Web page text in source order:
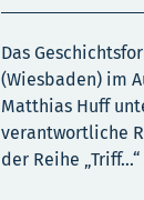
Das
(Wiesbaden) im
Matthias Huff
verantwortliche
der Reihe